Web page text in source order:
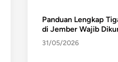
Panduan Lengkap
di Jember Wajib
31/05/2026